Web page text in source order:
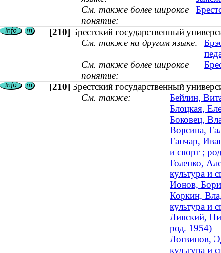
См. также более широкое
понятие:
[210] Брестский государственный
См. также на другом языке:
См. также более широкое
понятие:
[210] Брестский государственный
См. также:
Бейлин,
Блоцкая,
Боковец,
Ворсина,
Ганчар,
и спорт ;
Голенко,
культура и
Ионов,
Коркин,
культура и
Липский,
род. 1954)
Логвинов,
культура и